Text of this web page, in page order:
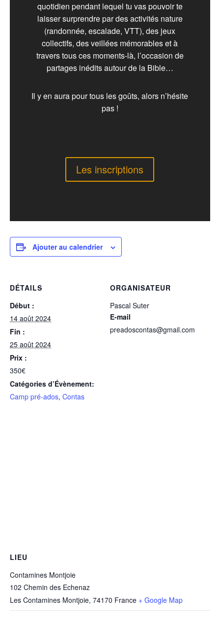
quotidien pendant lequel tu vas pouvoir te
laisser surprendre par des activités nature
(randonnée, escalade, VTT), des jeux
collectifs, des veillées mémorables et à
travers tous ces moments-là, l’occasion de
partages inédits autour de la Bible…
Il y en aura pour tous les goûts, alors n’hésite
pas !
Les inscriptions
Ajouter au calendrier
DÉTAILS
Début :
14 août 2024
Fin :
25 août 2024
Prix :
350€
Catégories d’Évènement:
Camp pré-ados, Contas
ORGANISATEUR
Pascal Suter
E-mail
preadoscontas@gmail.com
LIEU
Contamines Montjoie
102 Chemin des Echenaz
Les Contamines Montjoie, 74170 France + Google Map